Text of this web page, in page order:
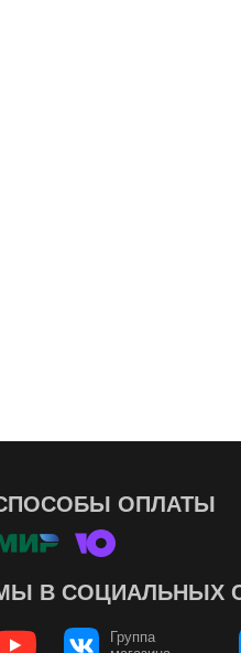
ОПЛАТЫ
В СОЦИАЛЬНЫХ
Группа